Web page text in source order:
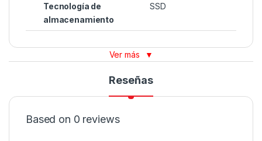
Tecnología de
almacenamiento
SSD
Ver más ▼
Reseñas
Based on 0 reviews